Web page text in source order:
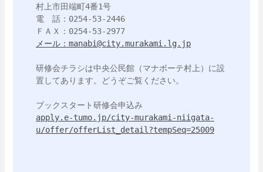
村上市田端町4番1号
電　話：0254-53-2446
メール：manabi@city.murakami.lg.jp
研修会チラシは中央公民館（マナボーテ村上）に設
置してあります。どうぞご覧ください。
apply.e-tumo.jp/city-murakami-niigata-
u/offer/offerList_detail?tempSeq=25009